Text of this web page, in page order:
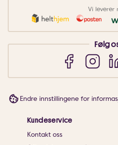
Vi leverer
Følg
Endre innstillingene for
Kundeservice
Kontakt oss